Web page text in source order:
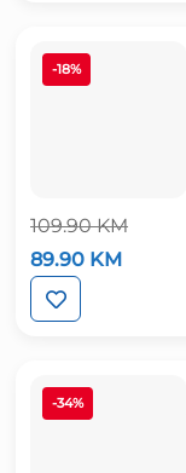
-18%
109.90KM
Izvorna
cijena
bila
je:
89.90 KM
-34%